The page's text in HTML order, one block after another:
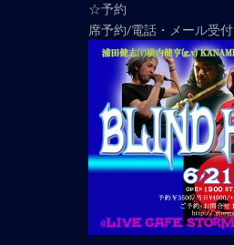
☆予約
席予約/電話・メール受付